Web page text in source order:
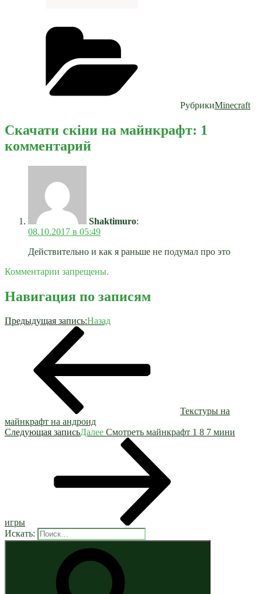
РубрикиMinecraft
Скачати скіни на майнкрафт: 1
комментарий
Shaktimuro:
08.10.2017 в 05:49
Действительно и как я раньше не подумал про это
Комментарии запрещены.
Навигация по записям
Предыдущая запись:Назад
Текстуры на
майнкрафт на андроид
Следующая записьДалее Смотреть майнкрафт 1 8 7 мини
игры
Искать: